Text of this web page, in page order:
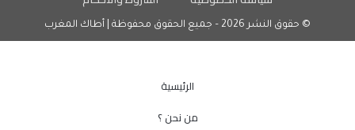
© حقوق النشر 2026 – جميع الحقوق محفوظة | أطاك المغرب
الرئيسية
من نحن ؟